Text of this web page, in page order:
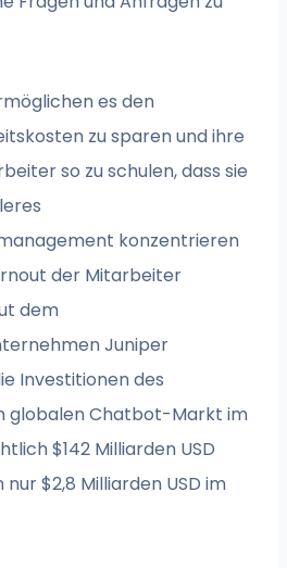
es den
zu sparen und ihre
so zu schulen, dass sie
konzentrieren
der Mitarbeiter
dem
Juniper
Investitionen des
globalen Chatbot-Markt im
$142 Milliarden USD
nur $2,8 Milliarden USD im